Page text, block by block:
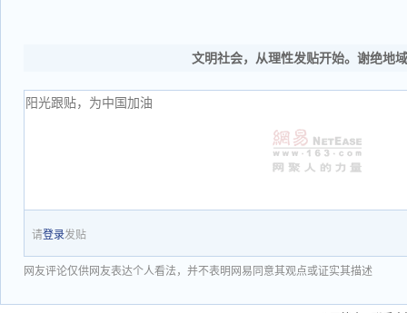
文明社会，从理性发贴开始。谢绝地
请登录发贴
网友评论仅供网友表达个人看法，并不表明网易同意其观点或证实其描述